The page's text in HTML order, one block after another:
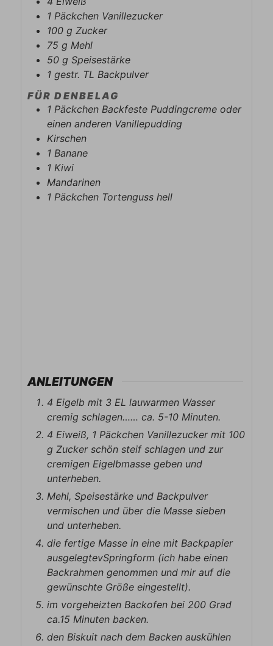
1 Päckchen Vanillezucker
100 g Zucker
75 g Mehl
50 g Speisestärke
1 gestr. TL Backpulver
FÜR DENBELAG
1 Päckchen Backfeste Puddingcreme oder
einen anderen Vanillepudding
Kirschen
1 Banane
1 Kiwi
Mandarinen
1 Päckchen Tortenguss hell
ANLEITUNGEN
4 Eigelb mit 3 EL lauwarmen Wasser
cremig schlagen…… ca. 5-10 Minuten.
4 Eiweiß, 1 Päckchen Vanillezucker mit 100
g Zucker schön steif schlagen und zur
cremigen Eigelbmasse geben und
unterheben.
Mehl, Speisestärke und Backpulver
vermischen und über die Masse sieben
und unterheben.
die fertige Masse in eine mit Backpapier
ausgelegtevSpringform (ich habe einen
Backrahmen genommen und mir auf die
gewünschte Größe eingestellt).
im vorgeheizten Backofen bei 200 Grad
ca.15 Minuten backen.
den Biskuit nach dem Backen auskühlen